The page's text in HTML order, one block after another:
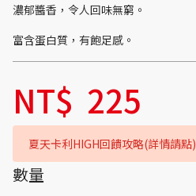
濃郁醬香，令人回味無窮。
富含蛋白質，有飽足感。
NT$ 225
夏天卡利HIGH回饋攻略(詳情請點)
數量